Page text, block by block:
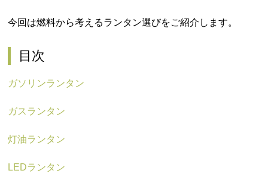
今回は燃料から考えるランタン選びをご紹介します。
目次
ガソリンランタン
ガスランタン
灯油ランタン
LEDランタン